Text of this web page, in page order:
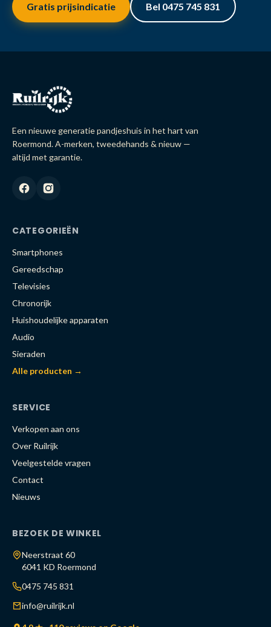
Gratis prijsindicatie Bel 0475 745 831
Een nieuwe generatie pandjeshuis in het hart van
Roermond. A-merken, tweedehands & nieuw —
altijd met garantie.
CATEGORIEËN
Smartphones
Gereedschap
Televisies
Chronorijk
Huishoudelijke apparaten
Audio
Sieraden
Alle producten →
SERVICE
Verkopen aan ons
Over Ruilrijk
Veelgestelde vragen
Contact
Nieuws
BEZOEK DE WINKEL
Neerstraat 60
6041 KD Roermond
0475 745 831
info@ruilrijk.nl